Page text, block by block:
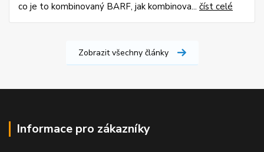
co je to kombinovaný BARF, jak kombinova... číst celé
Zobrazit všechny články
Informace pro zákazníky